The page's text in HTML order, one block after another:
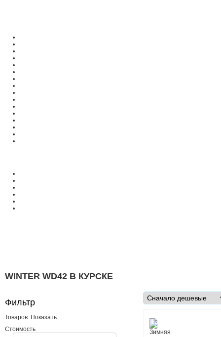
WINTER WD42 В КУРСКЕ
Фильтр
Товаров: Показать
Стоимость